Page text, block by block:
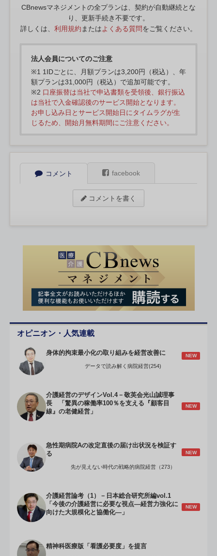
CBnewsマネジメントの全プランは、契約が自動継続とな
り、更新手続き不要です。
詳しくは、 利用規約 またはよくある質問をご覧ください。
法人会員についてのご注意
※1 1IDごとに、月額プランは3,200円（税込）、年
額プランは31,000円（税込）で追加可能です。
※2 口座振替は当社で申込書類を受領後、銀行振込
は当社で入金確認後のサービス開始となります。
お申し込み日とサービス開始日にタイムラグが生
じるため、開始月無料期間にご注意ください。
コメント facebook
コメントを書く
オピニオン・人気連載
身体的拘束最小化の取り組みを経営改善に NEW
データで読み解く病院経営(254)
介護経営のデザインVol.4－敬英会光山誠理事
長 「驚異の稼働率100％を支える『顧客目
線』の老健経営」
NEW
急性期病院Aの改定直後の届け出状況を検証す
る
NEW
先が見えない時代の戦略的病院経営（273）
介護経営論考（1）－日本総合研究所編vol.1
「今後の介護経営に必要な視点―経営力強化に
向けた大規模化と協働化―」
NEW
精神科医療版「看護必要度」を提言